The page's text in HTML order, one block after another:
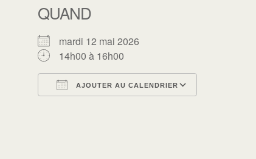
QUAND
mardi 12 mai 2026
14h00 à 16h00
AJOUTER AU CALENDRIER